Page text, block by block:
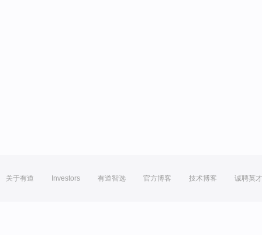
关于有道 Investors 有道智选 官方博客 技术博客 诚聘英才